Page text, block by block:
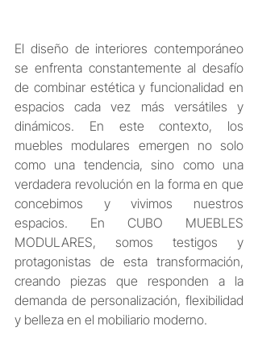
El diseño de interiores contemporáneo
se enfrenta constantemente al desafío
de combinar estética y funcionalidad en
espacios cada vez más versátiles y
dinámicos. En este contexto, los
muebles modulares emergen no solo
como una tendencia, sino como una
verdadera revolución en la forma en que
concebimos y vivimos nuestros
espacios. En CUBO MUEBLES
MODULARES, somos testigos y
protagonistas de esta transformación,
creando piezas que responden a la
demanda de personalización, flexibilidad
y belleza en el mobiliario moderno.